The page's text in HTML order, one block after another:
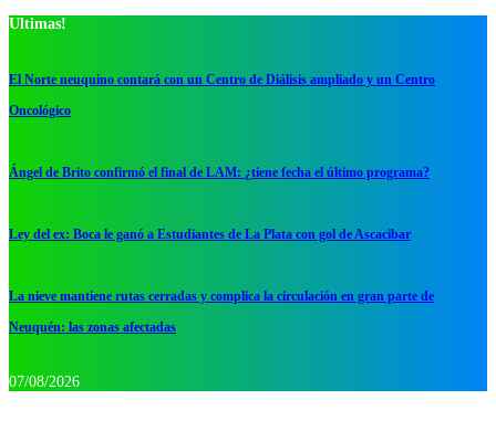
Ultimas!
El Norte neuquino contará con un Centro de Diálisis ampliado y un Centro
Oncológico
Ángel de Brito confirmó el final de LAM: ¿tiene fecha el último programa?
Ley del ex: Boca le ganó a Estudiantes de La Plata con gol de Ascacibar
La nieve mantiene rutas cerradas y complica la circulación en gran parte de
Neuquén: las zonas afectadas
07/08/2026